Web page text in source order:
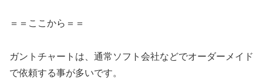
＝＝ここから＝＝
ガントチャートは、通常ソフト会社などでオーダーメイド
で依頼する事が多いです。